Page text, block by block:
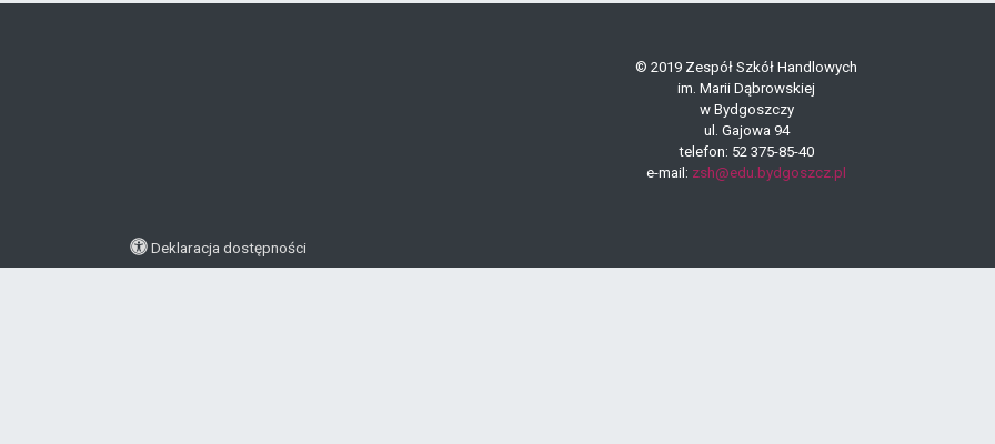
© 2019 Zespół Szkół Handlowych
im. Marii Dąbrowskiej
w Bydgoszczy
ul. Gajowa 94
telefon: 52 375-85-40
e-mail: zsh@edu.bydgoszcz.pl
Deklaracja dostępności